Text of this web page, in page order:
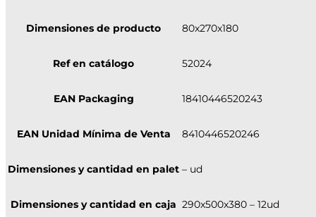
Dimensiones de producto 80x270x180
Ref en catálogo 52024
EAN Packaging 18410446520243
EAN Unidad Mínima de Venta 8410446520246
Dimensiones y cantidad en palet – ud
Dimensiones y cantidad en caja 290x500x380 – 12ud